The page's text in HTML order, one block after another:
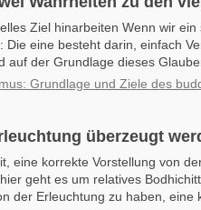
Ziel hinarbeiten Wenn wir
Die eine besteht darin, einfach
auf der Grundlage dieses
Grundlage und Ziele des
überzeugt
eine korrekte Vorstellung von
geht es um relatives
der Erleuchtung zu haben, eine